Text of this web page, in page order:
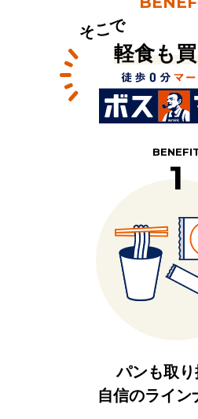
そこで
軽食も
1
パンも取
自信のライン